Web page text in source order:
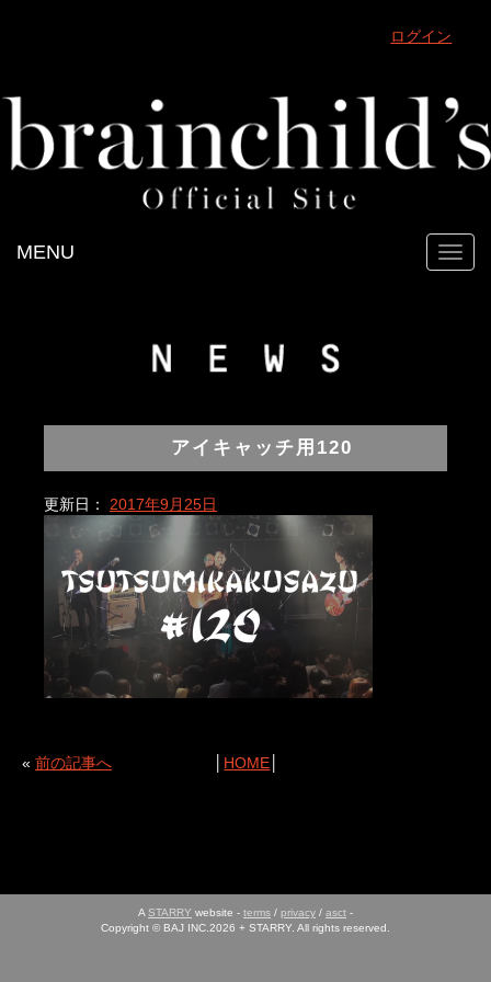
ログイン
MENU
アイキャッチ用120
更新日： 2017年9月25日
« 前の記事へ HOME
A STARRY website - terms / privacy / asct -
Copyright © BAJ INC.2026 + STARRY. All rights reserved.